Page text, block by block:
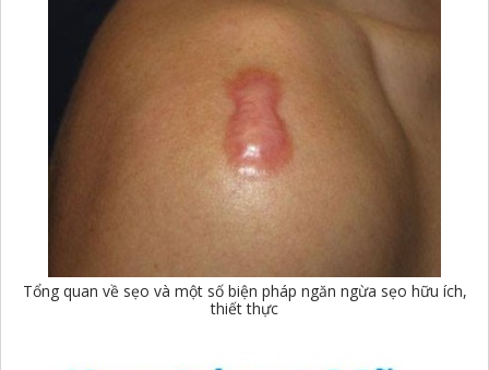
Tổng quan về sẹo và một số biện pháp ngăn ngừa sẹo hữu ích,
thiết thực